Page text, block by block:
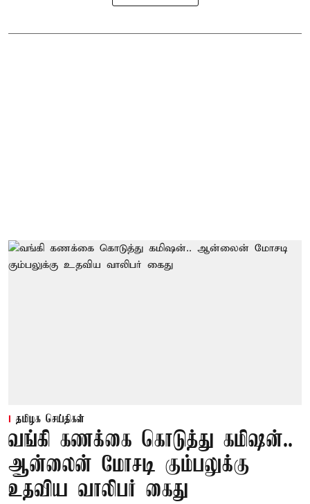
தமிழக செய்திகள்
வங்கி கணக்கை கொடுத்து கமிஷன்..
ஆன்லைன் மோசடி கும்பலுக்கு
உதவிய வாலிபர் கைது